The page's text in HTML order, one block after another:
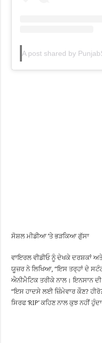
ਸੋਸ਼ਲ ਮੀਡੀਆ ’ਤੇ ਭੜਕਿਆ ਗੁੱਸਾ
ਵਾਇਰਲ ਵੀਡੀਓ ਨੂੰ ਦੇਖਕੇ ਦਰਸ਼ਕਾਂ
ਯੂਜ਼ਰ ਨੇ ਲਿਖਿਆ, “ਇਸ ਤਰ੍ਹਾਂ ਦੇ
ਐਨੀਮੈਟਿਕ ਤਰੀਕੇ ਨਾਲ। ਇਨਸਾਨ
“ਇਸ ਹਾਦਸੇ ਲਈ ਜ਼ਿੰਮੇਵਾਰ ਕੌਣ?
ਸਿਰਫ ‘RIP’ ਕਹਿਣ ਨਾਲ ਕੁਝ ਨਹੀਂ